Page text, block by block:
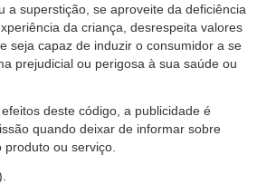
a superstição, se aproveite da deficiência
da criança, desrespeita valores
seja capaz de induzir o consumidor a se
prejudicial ou perigosa à sua saúde ou
deste código, a publicidade é
quando deixar de informar sobre
ou serviço.